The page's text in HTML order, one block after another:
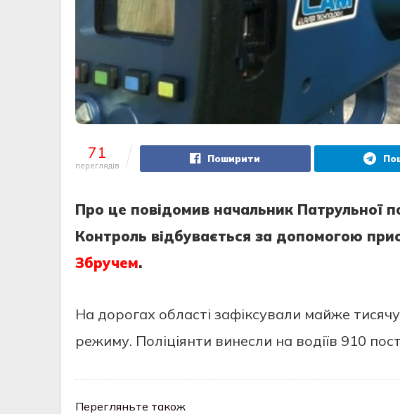
71
переглядів
Поширити
Про це повідомив начальник Патрульної
Контроль відбувається за допомогою
Збручем.
На дорогах області зафіксували майже
режиму. Поліціянти винесли на водіїв 910
Перегляньте також